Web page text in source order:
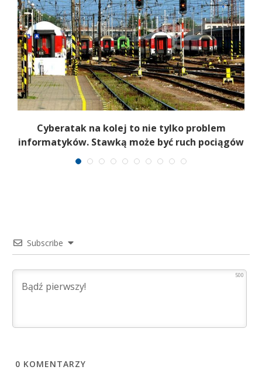
Cyberatak na kolej to nie tylko problem
informatyków. Stawką może być ruch pociągów
Subscribe
500
0 KOMENTARZY